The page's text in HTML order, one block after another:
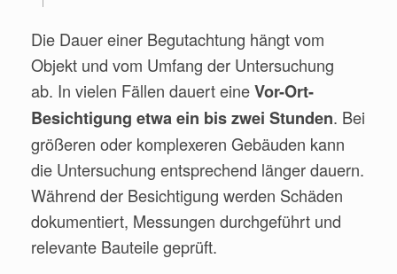
Die Dauer einer Begutachtung hängt vom
Objekt und vom Umfang der Untersuchung
ab. In vielen Fällen dauert eineVor-Ort-
Besichtigung etwa ein bis zwei Stunden. Bei
größeren oder komplexeren Gebäuden kann
die Untersuchung entsprechend länger dauern.
Während der Besichtigung werden Schäden
dokumentiert, Messungen durchgeführt und
relevante Bauteile geprüft.